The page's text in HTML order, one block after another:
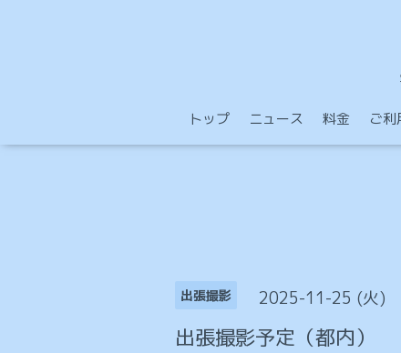
トップ ニュース 料金 ご利
出張撮影 2025-11-25 (火)
出張撮影予定（都内）